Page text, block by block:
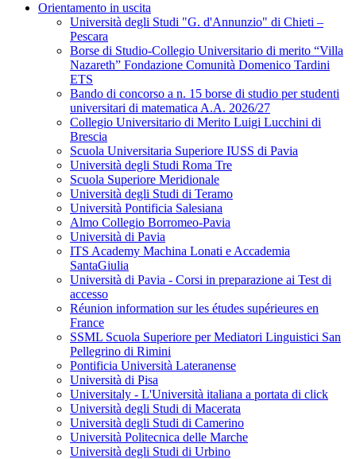
Orientamento in uscita
Università degli Studi "G. d'Annunzio" di Chieti –
Pescara
Borse di Studio-Collegio Universitario di merito “Villa
Nazareth” Fondazione Comunità Domenico Tardini
ETS
Bando di concorso a n. 15 borse di studio per studenti
universitari di matematica A.A. 2026/27
Collegio Universitario di Merito Luigi Lucchini di
Brescia
Scuola Universitaria Superiore IUSS di Pavia
Università degli Studi Roma Tre
Scuola Superiore Meridionale
Università degli Studi di Teramo
Università Pontificia Salesiana
Almo Collegio Borromeo-Pavia
Università di Pavia
ITS Academy Machina Lonati e Accademia
SantaGiulia
Università di Pavia - Corsi in preparazione ai Test di
accesso
Réunion information sur les études supérieures en
France
SSML Scuola Superiore per Mediatori Linguistici San
Pellegrino di Rimini
Pontificia Università Lateranense
Università di Pisa
Universitaly - L'Università italiana a portata di click
Università degli Studi di Macerata
Università degli Studi di Camerino
Università Politecnica delle Marche
Università degli Studi di Urbino